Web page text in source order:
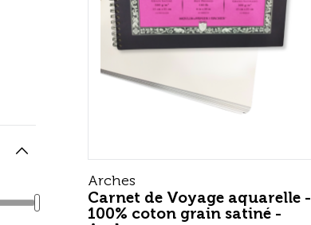
keyboard_arrow_up
Arches
Carnet de Voyage aquarelle -
100% coton grain satiné -